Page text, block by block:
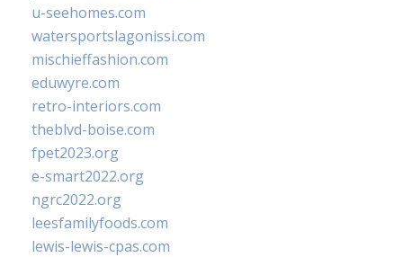
u-seehomes.com
watersportslagonissi.com
mischieffashion.com
eduwyre.com
retro-interiors.com
theblvd-boise.com
fpet2023.org
e-smart2022.org
ngrc2022.org
leesfamilyfoods.com
lewis-lewis-cpas.com